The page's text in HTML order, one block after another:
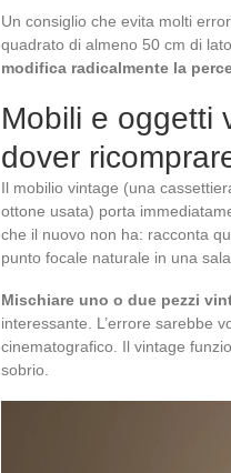
Un consiglio che evita molti
quadrato di almeno 50 cm di
modifica radicalmente la
Mobili e oggetti
dover
Il mobilio vintage (una
ottone usata) porta
che il nuovo non ha: racconta
punto focale naturale in una
Mischiare uno o due pezzi
interessante. L’errore sarebbe
cinematografico. Il vintage
sobrio.